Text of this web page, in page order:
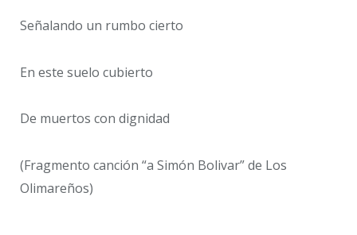
Señalando un rumbo cierto
En este suelo cubierto
De muertos con dignidad
(Fragmento canción “a Simón Bolivar” de Los
Olimareños)